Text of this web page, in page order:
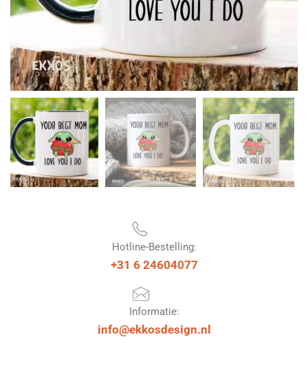
Hotline-Bestelling:
+31 6 24604077
Informatie:
info@ekkosdesign.nl